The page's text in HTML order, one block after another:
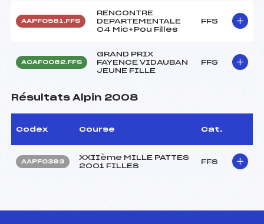
AAPF0561.FFS
RENCONTRE
DEPARTEMENTALE
04 Mic+Pou Filles
FFS
ACAF0062.FFS
GRAND PRIX
FAYENCE VIDAUBAN
JEUNE FILLE
FFS
Résultats Alpin 2008
Codex Course Cat.
AAPF0393
XXIIème MILLE PATTES
2001 FILLES
FFS